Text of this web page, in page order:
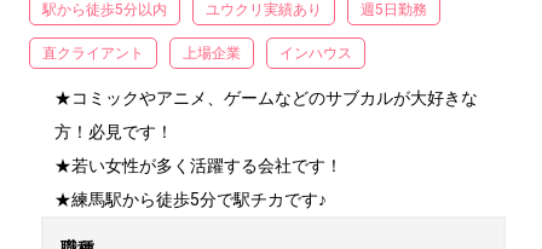
駅から徒歩5分以内 ユウクリ実績あり 週5日勤務
直クライアント 上場企業 インハウス
★コミックやアニメ、ゲームなどのサブカルが大好きな
方！必見です！
★若い女性が多く活躍する会社です！
★練馬駅から徒歩5分で駅チカです♪